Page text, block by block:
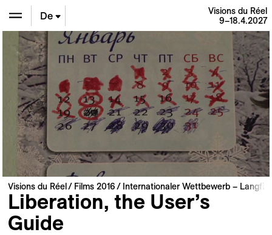
En
De
Fr
Visions du Réel
9–18.4.2027
Visions du Réel Films 2016 Internationaler Wettbewerb –
Liberation, the User’s
Guide